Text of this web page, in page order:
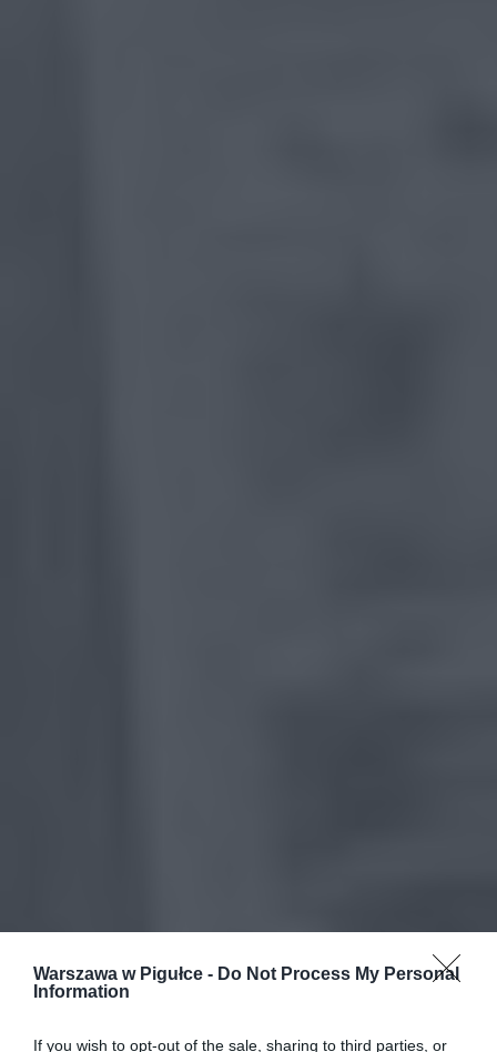
Warszawa w Pigułce - Do Not Process My Personal
Information
If you wish to opt-out of the sale, sharing to third parties, or